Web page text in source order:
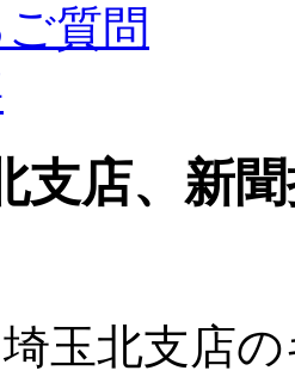
質問
支店、新
玉北支店